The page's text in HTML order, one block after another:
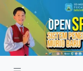
Skip
content